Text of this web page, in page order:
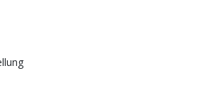
was zu einer enormen
kofinanziert von der Europäischen
Mitteln sowie durch Steuermittel
vom Sächsischen Landtag